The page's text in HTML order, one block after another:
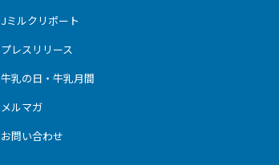
Jミルクリポート
プレスリリース
牛乳の日・牛乳月間
メルマガ
お問い合わせ